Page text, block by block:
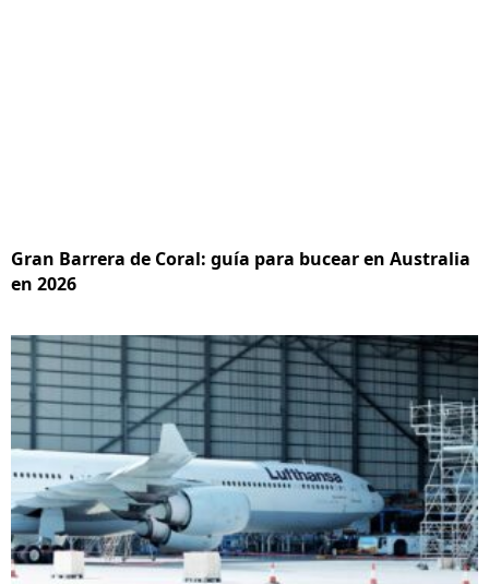
Gran Barrera de Coral: guía para bucear en Australia
en 2026